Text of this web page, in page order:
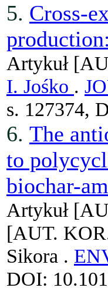
5. Cross-
Artykuł
I. Jośko .
s. 127374,
6. The
to
biochar-
Artykuł
[AUT.
Sikora .
DOI: